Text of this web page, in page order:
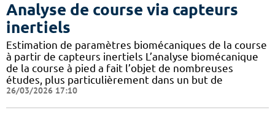
Analyse de course via capteurs
inertiels
Estimation de paramètres biomécaniques de la course
à partir de capteurs inertiels L’analyse biomécanique
de la course à pied a fait l’objet de nombreuses
études, plus particulièrement dans un but de
26/03/2026 17:10